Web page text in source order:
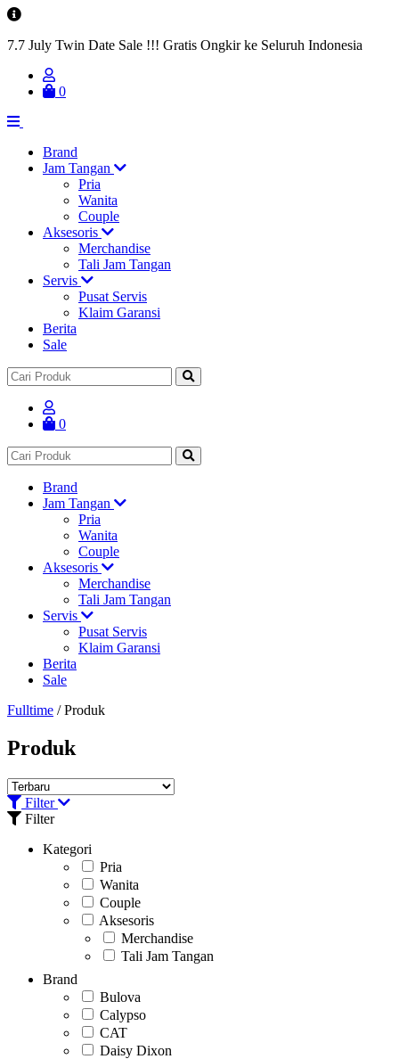
7.7 July Twin Date Sale !!! Gratis Ongkir ke Seluruh Indonesia
0
Brand
Jam Tangan
Pria
Wanita
Couple
Aksesoris
Merchandise
Tali Jam Tangan
Servis
Pusat Servis
Klaim Garansi
Berita
Sale
0
Brand
Jam Tangan
Pria
Wanita
Couple
Aksesoris
Merchandise
Tali Jam Tangan
Servis
Pusat Servis
Klaim Garansi
Berita
Sale
Fulltime /Produk
Produk
Filter
Filter
Kategori
Pria
Wanita
Couple
Aksesoris
Merchandise
Tali Jam Tangan
Brand
Bulova
Calypso
CAT
Daisy Dixon